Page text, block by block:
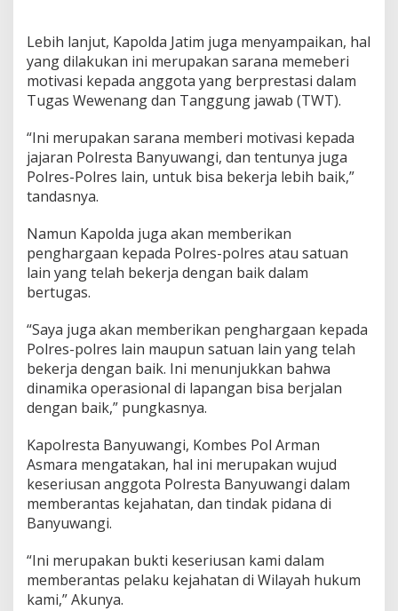
Lebih lanjut, Kapolda Jatim juga menyampaikan, hal
yang dilakukan ini merupakan sarana memeberi
motivasi kepada anggota yang berprestasi dalam
Tugas Wewenang dan Tanggung jawab (TWT).
“Ini merupakan sarana memberi motivasi kepada
jajaran Polresta Banyuwangi, dan tentunya juga
Polres-Polres lain, untuk bisa bekerja lebih baik,”
tandasnya.
Namun Kapolda juga akan memberikan
penghargaan kepada Polres-polres atau satuan
lain yang telah bekerja dengan baik dalam
bertugas.
“Saya juga akan memberikan penghargaan kepada
Polres-polres lain maupun satuan lain yang telah
bekerja dengan baik. Ini menunjukkan bahwa
dinamika operasional di lapangan bisa berjalan
dengan baik,” pungkasnya.
Kapolresta Banyuwangi, Kombes Pol Arman
Asmara mengatakan, hal ini merupakan wujud
keseriusan anggota Polresta Banyuwangi dalam
memberantas kejahatan, dan tindak pidana di
Banyuwangi.
“Ini merupakan bukti keseriusan kami dalam
memberantas pelaku kejahatan di Wilayah hukum
kami,” Akunya.